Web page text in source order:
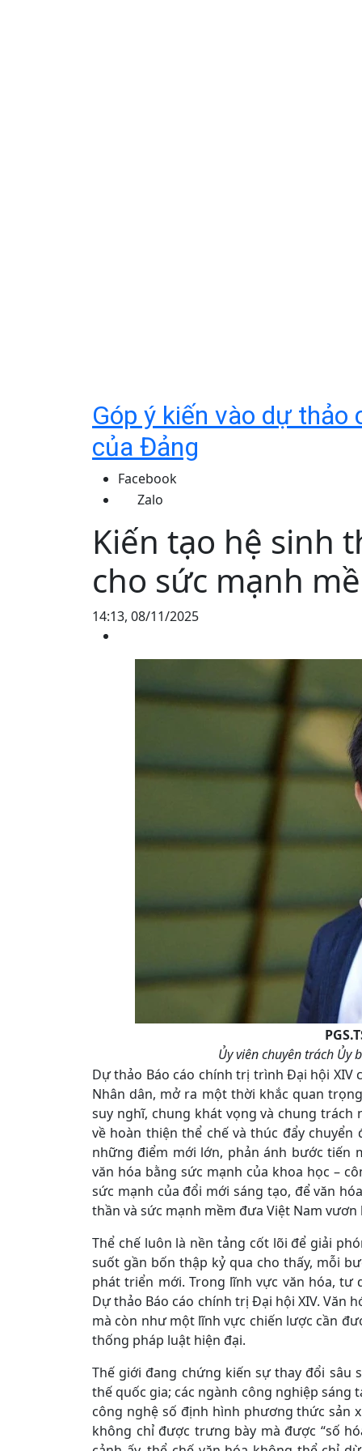
Góp ý kiến vào dự thảo
của Đảng
Facebook
Zalo
Kiến tạo hệ sinh
cho sức mạnh
14:13, 08/11/2025
Ủy viên chuyên trách Ủy
Dự thảo Báo cáo chính trị trình Đại hội
Nhân dân, mở ra một thời khắc quan
suy nghĩ, chung khát vọng và chung
về hoàn thiện thể chế và thúc đẩy
những điểm mới lớn, phản ánh bước tiến
văn hóa bằng sức mạnh của khoa học –
sức mạnh của đổi mới sáng tạo, để văn
thần và sức mạnh mềm đưa Việt Nam vươn
Thể chế luôn là nền tảng cốt lõi để giải
suốt gần bốn thập kỷ qua cho thấy, mỗi
phát triển mới. Trong lĩnh vực văn hóa,
Dự thảo Báo cáo chính trị Đại hội XIV. Văn
mà còn như một lĩnh vực chiến lược cần
thống pháp luật hiện đại.
Thế giới đang chứng kiến sự thay đổi sâu
thế quốc gia; các ngành công nghiệp sáng
công nghệ số định hình phương thức sản
không chỉ được trưng bày mà được “số